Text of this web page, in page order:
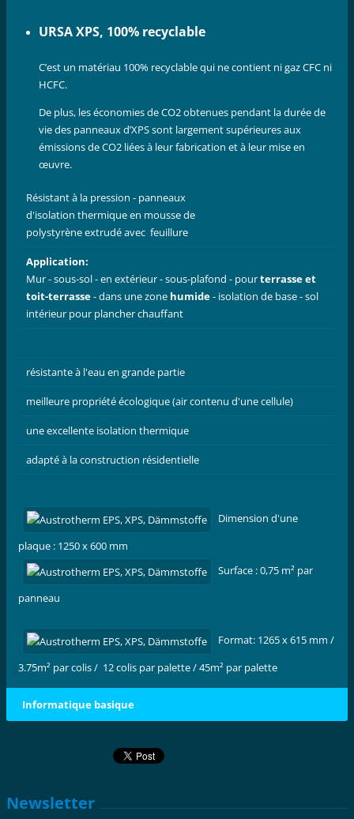
URSA XPS, 100% recyclable
C’est un matériau 100% recyclable qui ne contient ni gaz CFC ni
HCFC.
De plus, les économies de CO2 obtenues pendant la durée de
vie des panneaux d’XPS sont largement supérieures aux
émissions de CO2 liées à leur fabrication et à leur mise en
œuvre.
Résistant à la pression - panneaux
d'isolation thermique en mousse de
polystyrène extrudé avec feuillure
Application:
Mur - sous-sol - en extérieur - sous-plafond - pourterrasse et
toit-terrasse- dans une zone humide- isolation de base - sol
intérieur pour plancher chauffant
résistante à l'eau en grande partie
meilleure propriété écologique (air contenu d'une cellule)
une excellente isolation thermique
adapté à la construction résidentielle
Dimension d'une
plaque : 1250 x 600 mm
Surface : 0,75 m² par
panneau
Format: 1265 x 615 mm /
3.75m² par colis / 12 colis par palette / 45m² par palette
Informatique basique
Newsletter